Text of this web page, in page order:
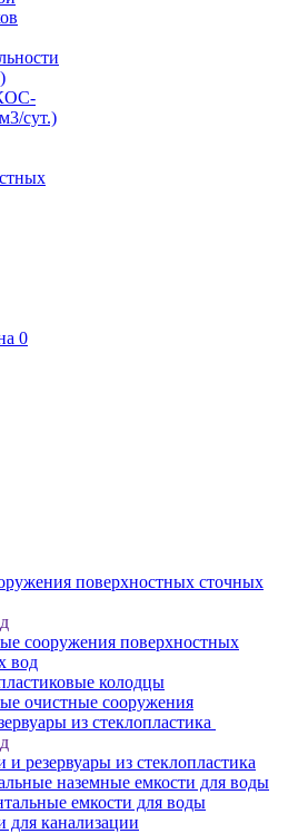
сут.)
0
поверхностных сточных
сооружения поверхностных
вод
колодцы
очистные сооружения
из стеклопластика
и резервуары из стеклопластика
наземные емкости для воды
емкости для воды
для канализации